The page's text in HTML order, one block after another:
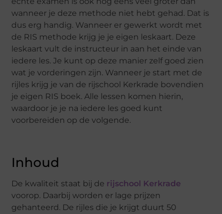
wanneer je deze methode niet hebt gehad. Dat is
dus erg handig. Wanneer er gewerkt wordt met
de RIS methode krijg je je eigen leskaart. Deze
leskaart vult de instructeur in aan het einde van
iedere les. Je kunt op deze manier zelf goed zien
wat je vorderingen zijn. Wanneer je start met de
rijles krijg je van de rijschool Kerkrade bovendien
je eigen RIS boek. Alle lessen komen hierin,
waardoor je je na iedere les goed kunt
voorbereiden op de volgende.
Inhoud
De kwaliteit staat bij de rijschool Kerkrade
voorop. Daarbij worden er lage prijzen
gehanteerd. De rijles die je krijgt duurt 50